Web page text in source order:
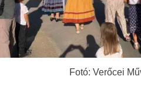
Fotó: Verőcei